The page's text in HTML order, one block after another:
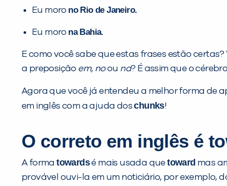
Eu moro no Rio de Janeiro.
Eu moro na Bahia.
E como você sabe que estas frases estão
a preposição em, noou na? É assim que o
Agora que você já entendeu a melhor forma de
em inglês com a ajuda doschunks!
O correto em inglês é
A formatowardsé mais usada quetoward mas
provável ouvi-la em um noticiário, por exemplo,